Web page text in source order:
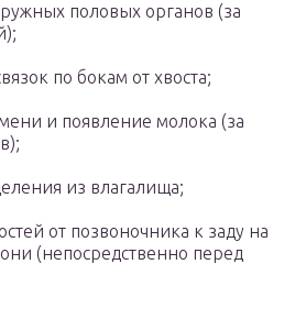
половых органов (за
по бокам от хвоста;
и появление молока (за
из влагалища;
от позвоночника к заду на
(непосредственно перед